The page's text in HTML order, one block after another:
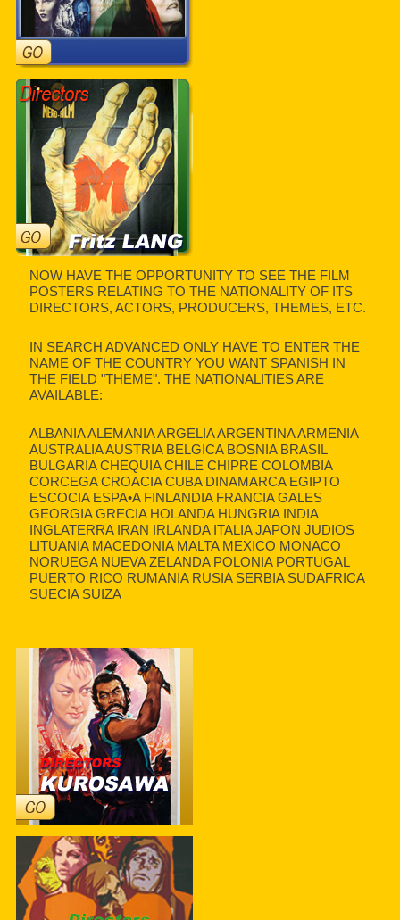
NOW HAVE THE OPPORTUNITY TO SEE THE FILM
POSTERS RELATING TO THE NATIONALITY OF ITS
DIRECTORS, ACTORS, PRODUCERS, THEMES, ETC.
IN SEARCH ADVANCED ONLY HAVE TO ENTER THE
NAME OF THE COUNTRY YOU WANT SPANISH IN
THE FIELD "THEME". THE NATIONALITIES ARE
AVAILABLE:
ALBANIA ALEMANIA ARGELIA ARGENTINA ARMENIA
AUSTRALIA AUSTRIA BELGICA BOSNIA BRASIL
BULGARIA CHEQUIA CHILE CHIPRE COLOMBIA
CORCEGA CROACIA CUBA DINAMARCA EGIPTO
ESCOCIA ESPA•A FINLANDIA FRANCIA GALES
GEORGIA GRECIA HOLANDA HUNGRIA INDIA
INGLATERRA IRAN IRLANDA ITALIA JAPON JUDIOS
LITUANIA MACEDONIA MALTA MEXICO MONACO
NORUEGA NUEVA ZELANDA POLONIA PORTUGAL
PUERTO RICO RUMANIA RUSIA SERBIA SUDAFRICA
SUECIA SUIZA